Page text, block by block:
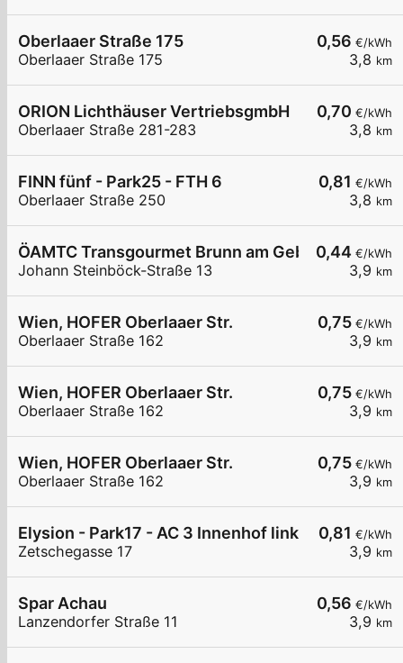
0,56 €/kWh
3,8 km
Oberlaaer Straße 175
Oberlaaer Straße 175
0,70 €/kWh
3,8 km
ORION Lichthäuser VertriebsgmbH
Oberlaaer Straße 281-283
0,81 €/kWh
3,8 km
FINN fünf - Park25 - FTH 6
Oberlaaer Straße 250
0,44 €/kWh
3,9 km
ÖAMTC Transgourmet Brunn am Gebirge
Johann Steinböck-Straße 13
0,75 €/kWh
3,9 km
Wien, HOFER Oberlaaer Str.
Oberlaaer Straße 162
0,75 €/kWh
3,9 km
Wien, HOFER Oberlaaer Str.
Oberlaaer Straße 162
0,75 €/kWh
3,9 km
Wien, HOFER Oberlaaer Str.
Oberlaaer Straße 162
0,81 €/kWh
3,9 km
Elysion - Park17 - AC 3 Innenhof links
Zetschegasse 17
0,56 €/kWh
3,9 km
Spar Achau
Lanzendorfer Straße 11